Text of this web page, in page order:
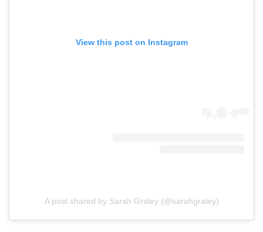
View this post on Instagram
A post shared by Sarah Graley (@sarahgraley)